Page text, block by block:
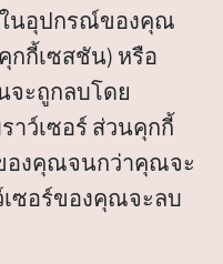
ในอุปกรณ์ของคุณ
กกี้เซสชัน) หรือ
จะถูกลบโดย
ว์เซอร์ ส่วนคุกกี้
องคุณจนกว่าคุณจะ
เซอร์ของคุณจะลบ